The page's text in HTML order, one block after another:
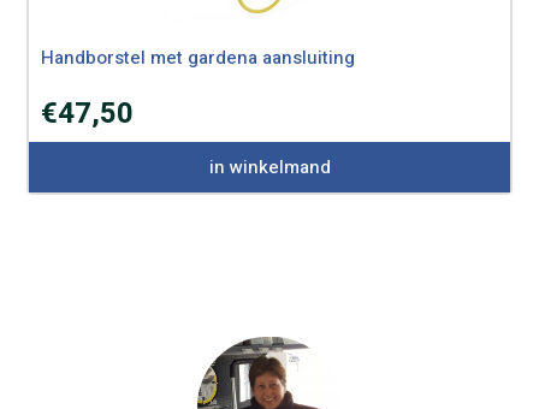
Handborstel met gardena aansluiting
€47,50
in winkelmand